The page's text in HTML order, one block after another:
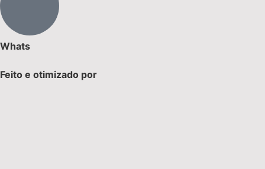
Whats
Feito e otimizado por